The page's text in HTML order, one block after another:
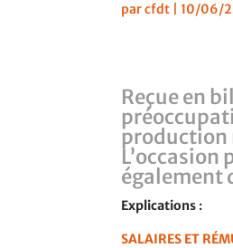
parcfdt |10/06/
Reçue en
production
L’occasion
également
Explications :
SALAIRES ET